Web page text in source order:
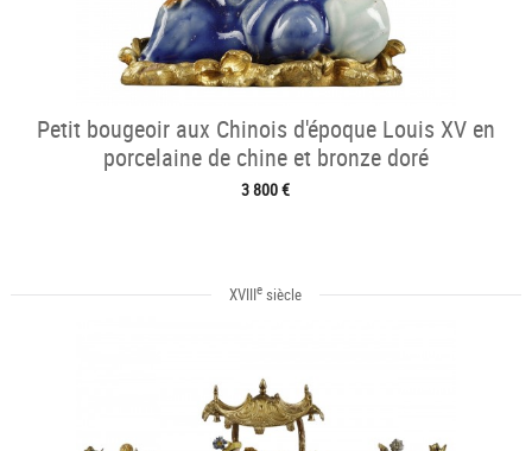
Petit bougeoir aux Chinois d'époque Louis XV en
porcelaine de chine et bronze doré
3 800 €
XVIIIe siècle